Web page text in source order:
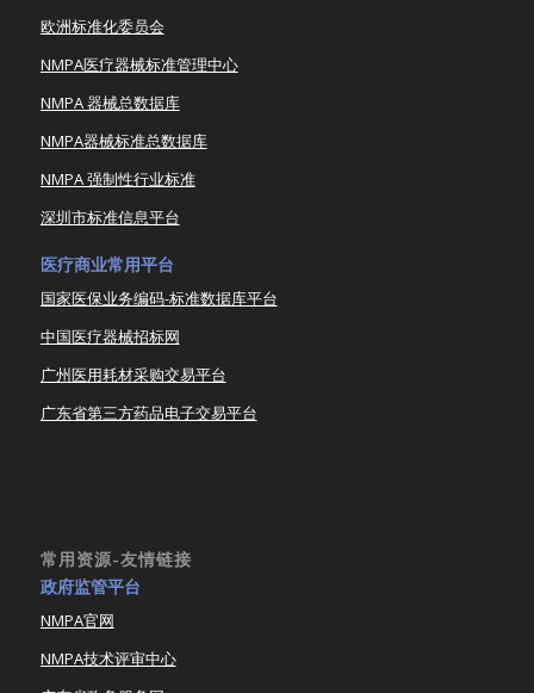
欧洲标准化委员会
NMPA医疗器械标准管理中心
NMPA 器械总数据库
NMPA器械标准总数据库
NMPA 强制性行业标准
深圳市标准信息平台
医疗商业常用平台
国家医保业务编码-标准数据库平台
中国医疗器械招标网
广州医用耗材采购交易平台
广东省第三方药品电子交易平台
常用资源-友情链接
政府监管平台
NMPA官网
NMPA技术评审中心